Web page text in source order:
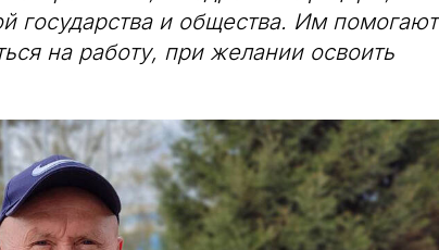
государства и общества. Им помогают
на работу, при желании освоить